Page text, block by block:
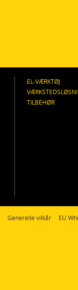
EL-VÆRKTØJ
TILBEHØR
Generelle vilkår EU